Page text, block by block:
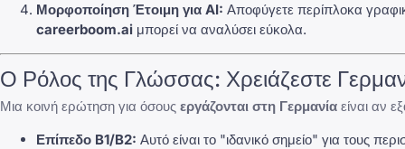
Μορφοποίηση Έτοιμη για AI: Αποφύγετε περίπλοκα
careerboom.ai μπορεί να αναλύσει εύκολα.
Ο Ρόλος της Γλώσσας: Χρειάζεστε
Μια κοινή ερώτηση για όσους εργάζονται στη Γερμανία είναι αν
Επίπεδο B1/B2: Αυτό είναι το "ιδανικό σημείο" για τους